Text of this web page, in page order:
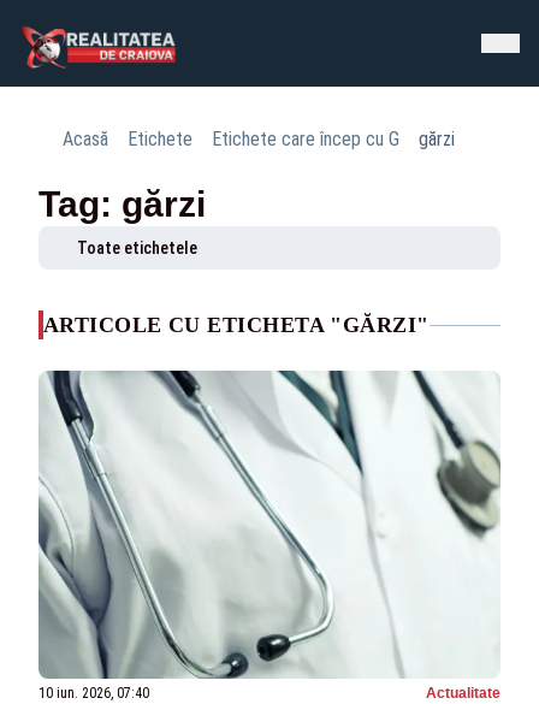
Acasă Etichete Etichete care încep cu G gărzi
Tag: gărzi
Toate etichetele
ARTICOLE CU ETICHETA "GĂRZI"
10 iun. 2026, 07:40 Actualitate